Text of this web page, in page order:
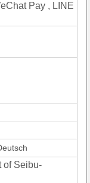
Pay , LINE
of Seibu-